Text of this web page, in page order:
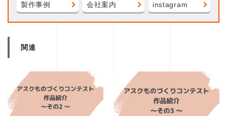
製作事例 会社案内 instagram
関連